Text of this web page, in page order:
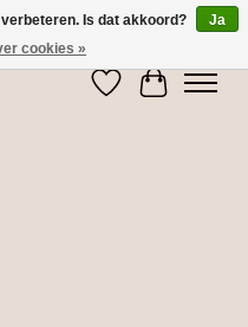
Verlanglijst
Is dat akkoord?
Ja
cookies »